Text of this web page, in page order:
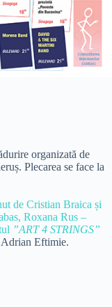
organizată de
Plecarea se face la
de Cristian Braica și
Roxana Rus –
”ART 4 STRINGS”
Eftimie.